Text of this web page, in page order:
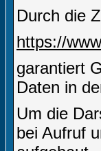
Durch die
https://
garantiert
Daten in
Um die
bei Aufruf